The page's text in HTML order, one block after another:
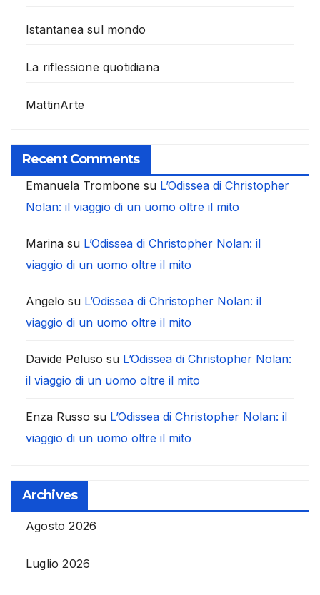
Istantanea sul mondo
La riflessione quotidiana
MattinArte
Recent Comments
Emanuela Trombone su L’Odissea di Christopher
Nolan: il viaggio di un uomo oltre il mito
Marina su L’Odissea di Christopher Nolan: il
viaggio di un uomo oltre il mito
Angelo su L’Odissea di Christopher Nolan: il
viaggio di un uomo oltre il mito
Davide Peluso su L’Odissea di Christopher Nolan:
il viaggio di un uomo oltre il mito
Enza Russo su L’Odissea di Christopher Nolan: il
viaggio di un uomo oltre il mito
Archives
Agosto 2026
Luglio 2026